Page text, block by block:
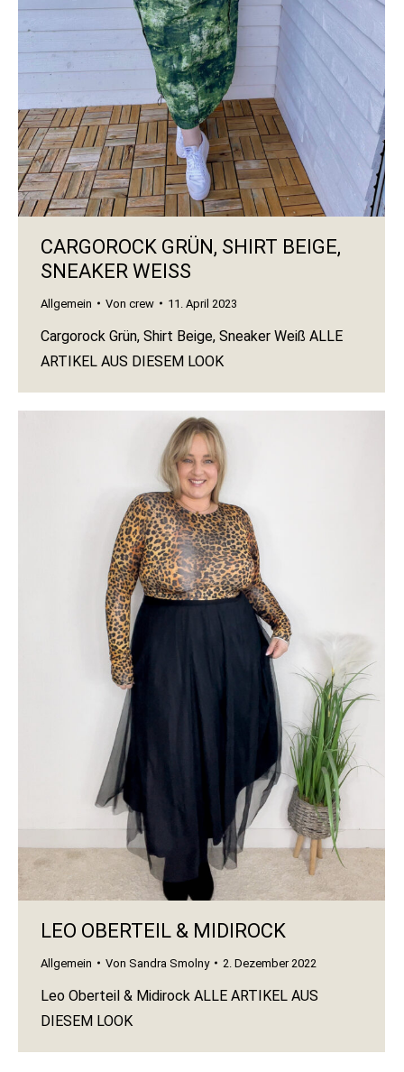
CARGOROCK GRÜN, SHIRT BEIGE,
SNEAKER WEISS
Allgemein Von crew 11. April 2023
Cargorock Grün, Shirt Beige, Sneaker Weiß ALLE
ARTIKEL AUS DIESEM LOOK
LEO OBERTEIL & MIDIROCK
Allgemein Von Sandra Smolny 2. Dezember 2022
Leo Oberteil & Midirock ALLE ARTIKEL AUS
DIESEM LOOK